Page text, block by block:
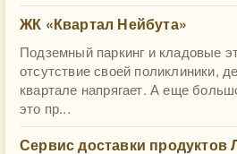
ЖК «Квартал Нейбута»
Подземный паркинг и кладовые
отсутствие своей поликлиники,
квартале напрягает. А еще
это пр...
Сервис доставки продуктов